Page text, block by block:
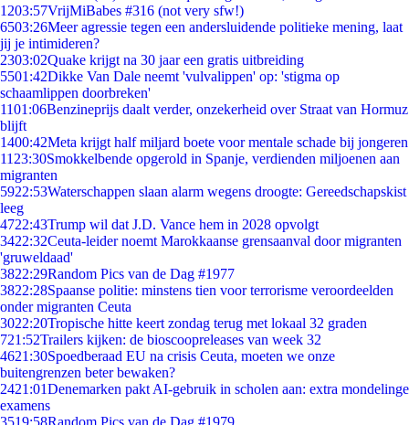
1203:57VrijMiBabes #316 (not very sfw!)
6503:26Meer agressie tegen een andersluidende politieke mening, laat
jij je intimideren?
2303:02Quake krijgt na 30 jaar een gratis uitbreiding
5501:42Dikke Van Dale neemt 'vulvalippen' op: 'stigma op
schaamlippen doorbreken'
1101:06Benzineprijs daalt verder, onzekerheid over Straat van Hormuz
blijft
1400:42Meta krijgt half miljard boete voor mentale schade bij jongeren
11 23:30Smokkelbende opgerold in Spanje, verdienden miljoenen aan
migranten
5922:53Waterschappen slaan alarm wegens droogte: Gereedschapskist
leeg
4722:43Trump wil dat J.D. Vance hem in 2028 opvolgt
3422:32Ceuta-leider noemt Marokkaanse grensaanval door migranten
'gruweldaad'
3822:29Random Pics van de Dag #1977
3822:28Spaanse politie: minstens tien voor terrorisme veroordeelden
onder migranten Ceuta
3022:20Tropische hitte keert zondag terug met lokaal 32 graden
721:52Trailers kijken: de bioscoopreleases van week 32
4621:30Spoedberaad EU na crisis Ceuta, moeten we onze
buitengrenzen beter bewaken?
2421:01Denemarken pakt AI-gebruik in scholen aan: extra mondelinge
examens
3519:58Random Pics van de Dag #1979